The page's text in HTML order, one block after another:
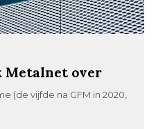
Metalnet over
(de vijfde na GFM in 2020,